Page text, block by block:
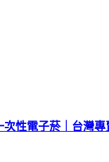
性電子菸｜台灣